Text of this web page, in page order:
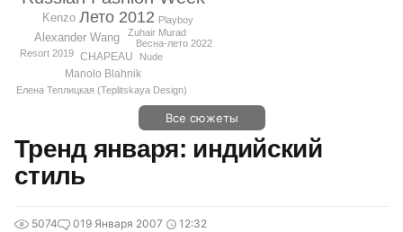
Лето 2012
Alexander Wang
Kenzo
CHAPEAU
Manolo Blahnik
Playboy
Елена Теплицкая (Teplitskaya Design)
Zuhair Murad
Весна-лето 2022
Nude
Resort 2019
Все сюжеты
Тренд января: индийский
стиль
5074 019 Января 2007 12:32